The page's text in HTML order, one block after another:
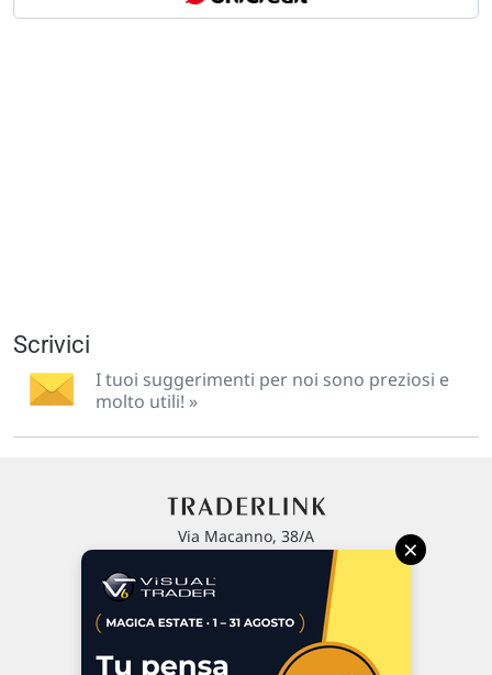
Scrivici
I tuoi suggerimenti per noi sono preziosi e
molto utili! »
Via Macanno, 38/A
P.IVA 02 452 460 401
×